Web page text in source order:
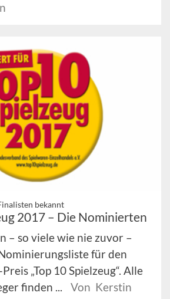
bekannt
2017 – Die Nominierten
– so viele wie nie zuvor –
für den
„Top 10 Spielzeug“. Alle
finden ...
Von Kerstin